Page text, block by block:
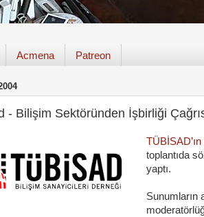
Acmena Patreon
- Bilişim Sektöründen İşbirliği
TÜBİSAD’ın
toplantıda
yaptı.
Sunumların